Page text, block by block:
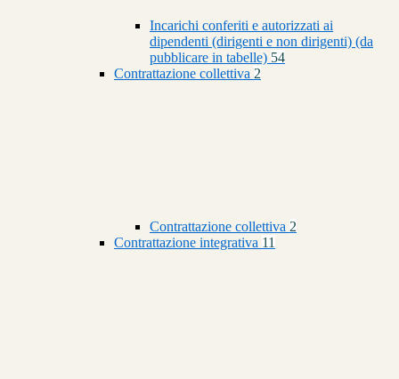
Incarichi conferiti e autorizzati ai
dipendenti (dirigenti e non dirigenti) (da
pubblicare in tabelle) 54
Contrattazione collettiva 2
Contrattazione collettiva 2
Contrattazione integrativa 11